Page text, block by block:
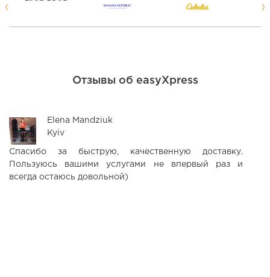
Отзывы об easyXpress
Elena Mandziuk
Kyiv
Спасибо за быструю, качественную доставку.
Пользуюсь вашими услугами не впервый раз и
всегда остаюсь довольной)